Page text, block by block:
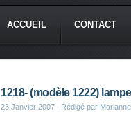
ACCUEIL CONTACT
1218- (modèle 1222)
23 Janvier 2007 , Rédigé par Marianne